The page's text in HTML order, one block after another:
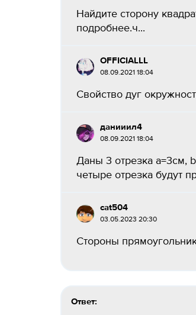
Найдите сторону
подробнее.ч...
OFFICIALLL
08.09.2021 18:04
Свойство дуг
данииил4
08.09.2021 18:04
Даны 3 отрезка a=3cм,
четыре отрезка будут
cat504
03.05.2023 20:30
Стороны
Ответ: